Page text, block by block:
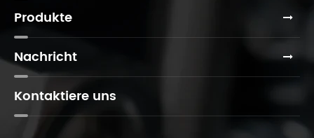
Produkte
Nachricht
Kontaktiere uns